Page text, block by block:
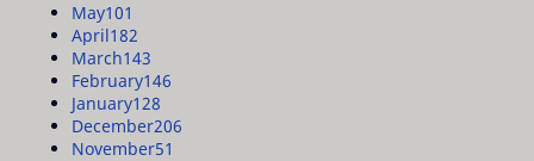
May101
April182
March143
February146
January128
December206
November51